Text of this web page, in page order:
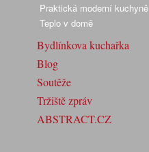
Praktická moderní kuchyně
Teplo v domě
Bydlínkova kuchařka
Blog
Soutěže
Tržiště zpráv
ABSTRACT.CZ